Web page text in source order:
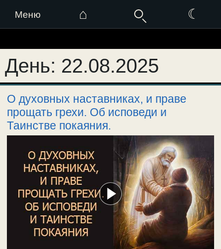
Меню ⌂ ☾
к
содержимому
День: 22.08.2025
О духовных наставниках, и праве
прощать грехи. Об исповеди и
Таинстве покаяния.